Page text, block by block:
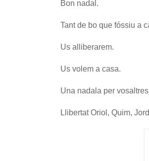
Bon nadal.
Tant de bo que fóssiu a
Us alliberarem.
Us volem a casa.
Una nadala per
Llibertat Oriol, Quim,